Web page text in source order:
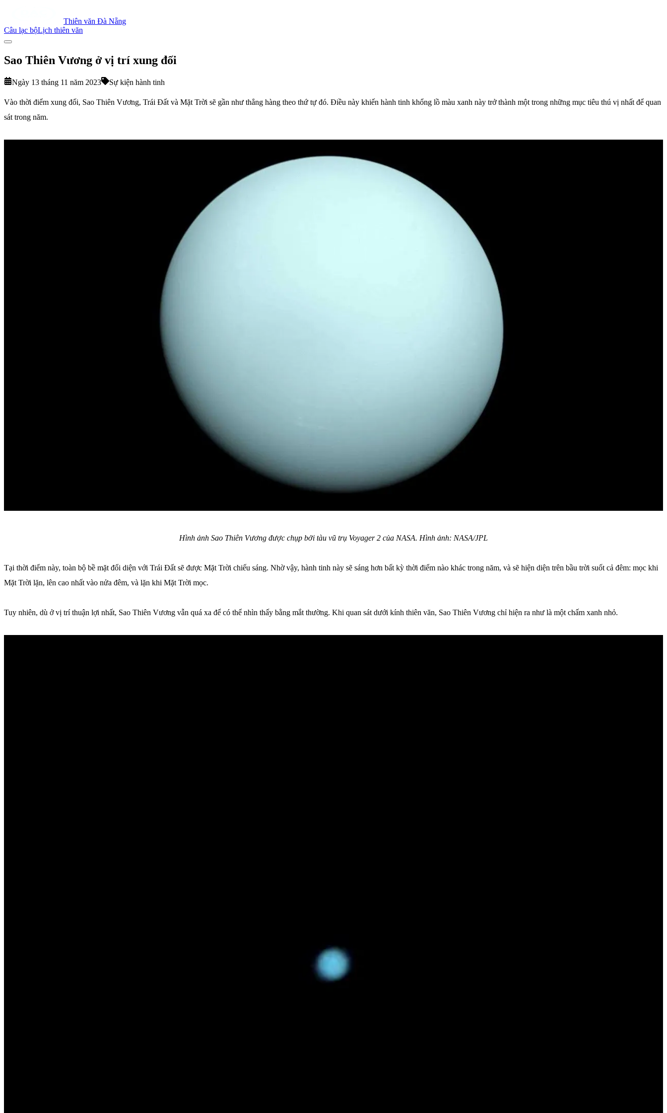
Thiên văn Đà Nẵng
Câu lạc bộLịch thiên văn
Sao Thiên Vương ở vị trí xung đối
Ngày 13 tháng 11 năm 2023 Sự kiện hành tinh
Vào thời điểm xung đối, Sao Thiên Vương, Trái Đất và Mặt Trời sẽ gần như thẳng hàng theo thứ tự đó. Điều này khiến hành tinh khổng lồ màu xanh này trở thành một trong những mục tiêu thú vị nhất để quan
sát trong năm.
Hình ảnh Sao Thiên Vương được chụp bởi tàu vũ trụ Voyager 2 của NASA. Hình ảnh: NASA/JPL
Tại thời điểm này, toàn bộ bề mặt đối diện với Trái Đất sẽ được Mặt Trời chiếu sáng. Nhờ vậy, hành tinh này sẽ sáng hơn bất kỳ thời điểm nào khác trong năm, và sẽ hiện diện trên bầu trời suốt cả đêm: mọc khi
Mặt Trời lặn, lên cao nhất vào nửa đêm, và lặn khi Mặt Trời mọc.
Tuy nhiên, dù ở vị trí thuận lợi nhất, Sao Thiên Vương vẫn quá xa để có thể nhìn thấy bằng mắt thường. Khi quan sát dưới kính thiên văn, Sao Thiên Vương chỉ hiện ra như là một chấm xanh nhỏ.